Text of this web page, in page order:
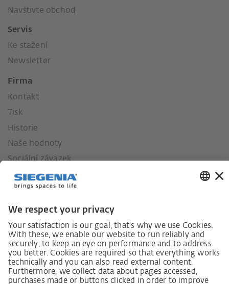
Navštivte obchod
Servis
Ke stažení
Newsletter
Firma
Kontakt
Tisk
Historie
Naše hodnoty
Sociální závazek
Zákon o náležité péči dodavatelského řetězce
Lieferantenkodex
Grundsatzerklärung Menschenrechtsstrategie